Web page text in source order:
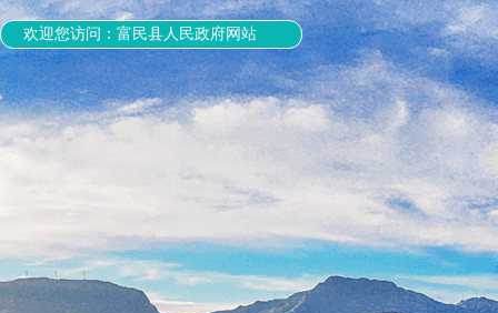
欢迎您访问：富民县人民政府网站